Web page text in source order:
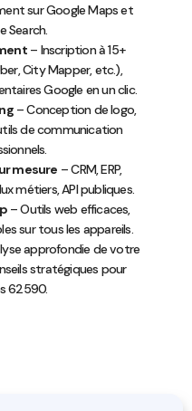
sur Google Maps et
Search.
– Inscription à 15+
City Mapper, etc.),
Google en un clic.
– Conception de logo,
de communication
mesure – CRM, ERP,
métiers, API publiques.
– Outils web efficaces,
sur tous les appareils.
approfondie de votre
stratégiques pour
62590.